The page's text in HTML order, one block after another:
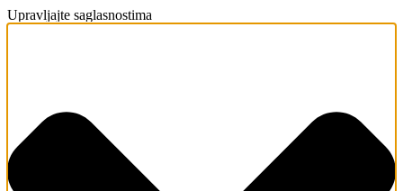
Upravljajte saglasnostima